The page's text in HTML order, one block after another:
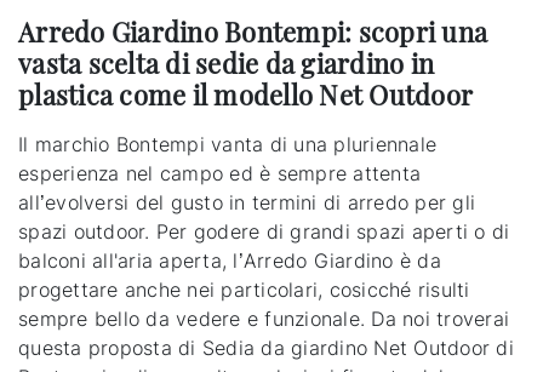
Arredo Giardino Bontempi: scopri una
vasta scelta di sedie da giardino in
plastica come il modello Net Outdoor
Il marchio Bontempi vanta di una pluriennale
esperienza nel campo ed è sempre attenta
all’evolversi del gusto in termini di arredo per gli
spazi outdoor. Per godere di grandi spazi aperti o di
balconi all'aria aperta, l’Arredo Giardino è da
progettare anche nei particolari, cosicché risulti
sempre bello da vedere e funzionale. Da noi troverai
questa proposta di Sedia da giardino Net Outdoor di